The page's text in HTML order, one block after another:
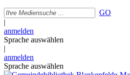
GO
|
anmelden
Sprache auswählen
|
anmelden
Sprache auswählen